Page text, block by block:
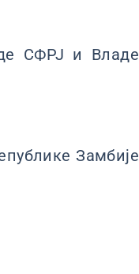
СФРЈ и Владе
Замбије